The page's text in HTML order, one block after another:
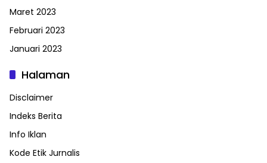
Maret 2023
Februari 2023
Januari 2023
Halaman
Disclaimer
Indeks Berita
Info Iklan
Kode Etik Jurnalis